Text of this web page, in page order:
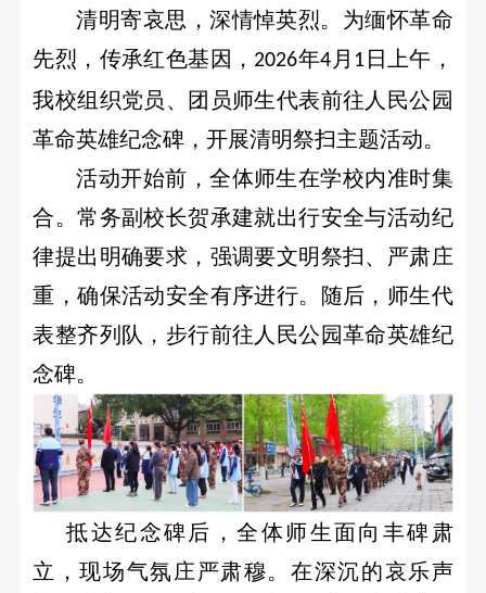
简
介
简
介
力
全
景
预
览
实
训
校
园
新
闻
校
园
闻
最
新
公
告
设
置
升
清明寄哀思，深情悼英烈。为缅怀革命
先烈，传承红色基因， 2026年4 月 1 日上午，
我校组织党员、团员师生代表前往人民公园
革命英雄纪念碑，开展清明祭扫主题活动。
活动开始前，全体师生在学校内准时集
合。常务副校长贺承建就出行安全与活动纪
律提出明确要求，强调要文明祭扫、严肃庄
重，确保活动安全有序进行。随后，师生代
表整齐列队，步行前往人民公园革命英雄纪
念碑。
抵达纪念碑后，全体师生面向丰碑肃
立，现场气氛庄严肃穆。在深沉的哀乐声